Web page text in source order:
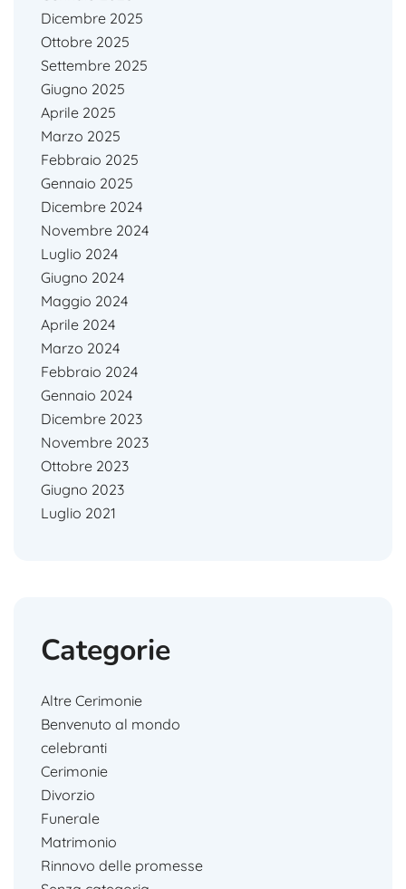
Dicembre 2025
Ottobre 2025
Settembre 2025
Giugno 2025
Aprile 2025
Marzo 2025
Febbraio 2025
Gennaio 2025
Dicembre 2024
Novembre 2024
Luglio 2024
Giugno 2024
Maggio 2024
Aprile 2024
Marzo 2024
Febbraio 2024
Gennaio 2024
Dicembre 2023
Novembre 2023
Ottobre 2023
Giugno 2023
Luglio 2021
Categorie
Altre Cerimonie
Benvenuto al mondo
celebranti
Cerimonie
Divorzio
Funerale
Matrimonio
Rinnovo delle promesse